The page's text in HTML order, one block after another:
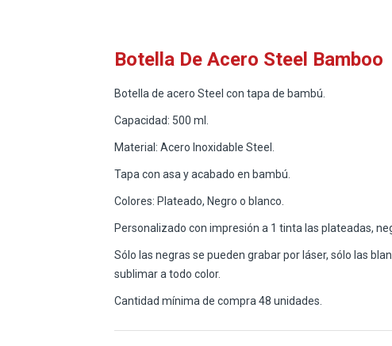
Botella De Acero Steel Bamboo
Botella de acero Steel con tapa de bambú.
Capacidad: 500 ml.
Material: Acero Inoxidable Steel.
Tapa con asa y acabado en bambú.
Colores: Plateado, Negro o blanco.
Personalizado con impresión a 1 tinta las plateadas,
Sólo las negras se pueden grabar por láser, sólo las
sublimar a todo color.
Cantidad mínima de compra 48 unidades.